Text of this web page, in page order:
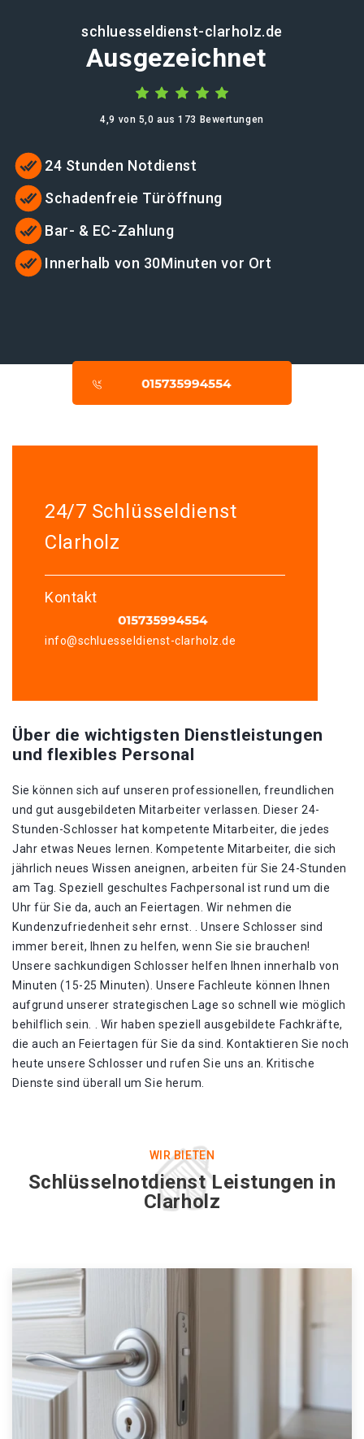
schluesseldienst-clarholz.de
Ausgezeichnet
4,9 von 5,0 aus 173 Bewertungen
24 Stunden Notdienst
Schadenfreie Türöffnung
Bar- & EC-Zahlung
Innerhalb von 30Minuten vor Ort
24/7 Schlüsseldienst
Clarholz
Kontakt
info@schluesseldienst-clarholz.de
Über die wichtigsten Dienstleistungen
und flexibles Personal
Sie können sich auf unseren professionellen, freundlichen
und gut ausgebildeten Mitarbeiter verlassen. Dieser 24-
Stunden-Schlosser hat kompetente Mitarbeiter, die jedes
Jahr etwas Neues lernen. Kompetente Mitarbeiter, die sich
jährlich neues Wissen aneignen, arbeiten für Sie 24-Stunden
am Tag. Speziell geschultes Fachpersonal ist rund um die
Uhr für Sie da, auch an Feiertagen. Wir nehmen die
Kundenzufriedenheit sehr ernst. . Unsere Schlosser sind
immer bereit, Ihnen zu helfen, wenn Sie sie brauchen!
Unsere sachkundigen Schlosser helfen Ihnen innerhalb von
Minuten (15-25 Minuten). Unsere Fachleute können Ihnen
aufgrund unserer strategischen Lage so schnell wie möglich
behilflich sein. . Wir haben speziell ausgebildete Fachkräfte,
die auch an Feiertagen für Sie da sind. Kontaktieren Sie noch
heute unsere Schlosser und rufen Sie uns an. Kritische
Dienste sind überall um Sie herum.
WIR BIETEN
Schlüsselnotdienst Leistungen in
Clarholz